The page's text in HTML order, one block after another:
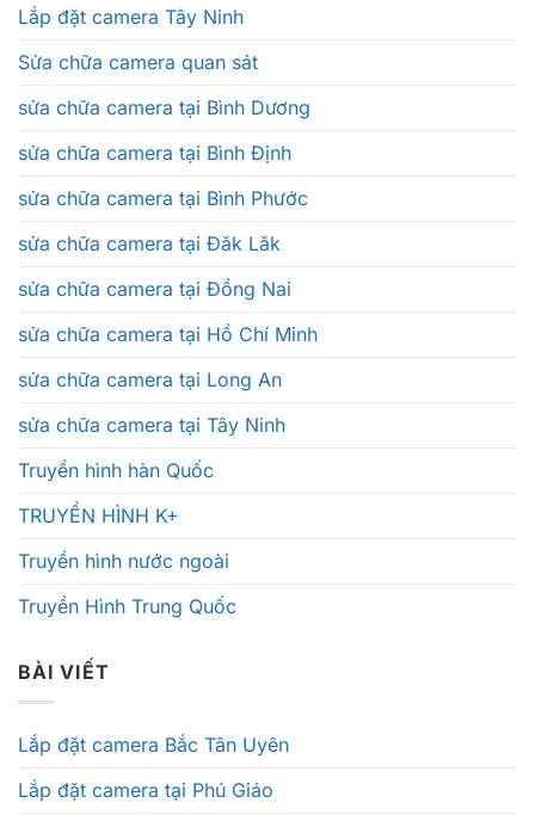
Lắp đặt camera Tây Ninh
Sửa chữa camera quan sát
sửa chữa camera tại Bình Dương
sửa chữa camera tại Bình Định
sửa chữa camera tại Bình Phước
sửa chữa camera tại Đăk Lăk
sửa chữa camera tại Đồng Nai
sửa chữa camera tại Hồ Chí Minh
sửa chữa camera tại Long An
sửa chữa camera tại Tây Ninh
Truyền hình hàn Quốc
TRUYỀN HÌNH K+
Truyền hình nước ngoài
Truyền Hình Trung Quốc
BÀI VIẾT
Lắp đặt camera Bắc Tân Uyên
Lắp đặt camera tại Phú Giáo